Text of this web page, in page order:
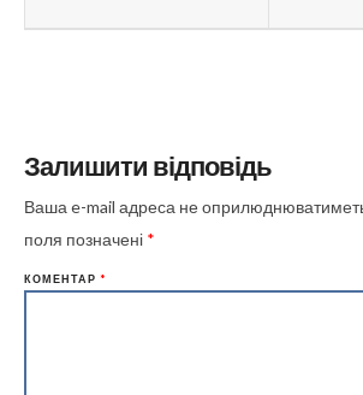
Залишити відповідь
Ваша e-mail адреса не
поля позначені *
КОМЕНТАР *